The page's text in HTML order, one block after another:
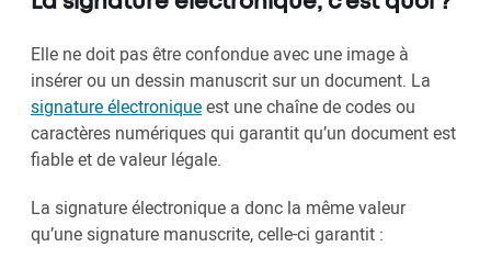
Elle ne doit pas être confondue avec une image à
insérer ou un dessin manuscrit sur un document. La
signature électroniqueest une chaîne de codes ou
caractères numériques qui garantit qu’un document est
fiable et de valeur légale.
La signature électronique a donc la même valeur
qu’une signature manuscrite, celle-ci garantit :